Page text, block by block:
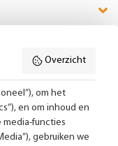
Overzicht
om het
en om inhoud en
media-functies
gebruiken we